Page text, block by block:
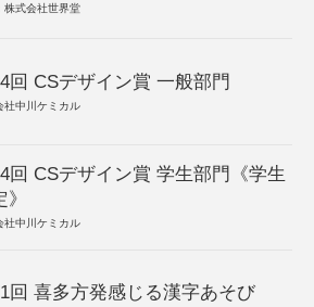
株式会社世界堂
回 CSデザイン賞 一般部門
社中川ケミカル
回 CSデザイン賞 学生部門《学生
社中川ケミカル
回 喜多方発感じる漢字あそび